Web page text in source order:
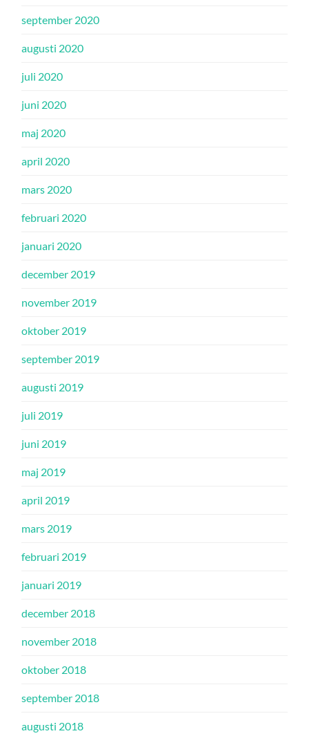
september 2020
augusti 2020
juli 2020
juni 2020
maj 2020
april 2020
mars 2020
februari 2020
januari 2020
december 2019
november 2019
oktober 2019
september 2019
augusti 2019
juli 2019
juni 2019
maj 2019
april 2019
mars 2019
februari 2019
januari 2019
december 2018
november 2018
oktober 2018
september 2018
augusti 2018